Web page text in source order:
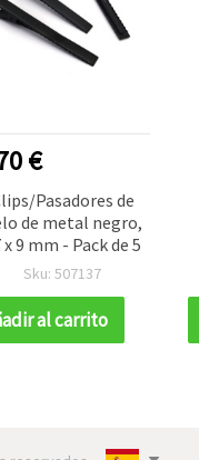
€
Pasadores de
de metal negro,
x 9 mm - Pack de 5
Sku: 507137
al carrito